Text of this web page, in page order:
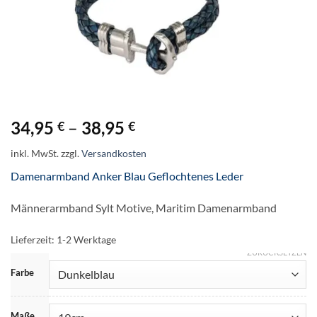
34,95 € – 38,95 €
inkl. MwSt.zzgl.Versandkosten
Damenarmband Anker Blau Geflochtenes Leder
Männerarmband Sylt Motive, Maritim Damenarmband
Lieferzeit: 1-2 Werktage
Farbe
ZURÜCKSETZEN